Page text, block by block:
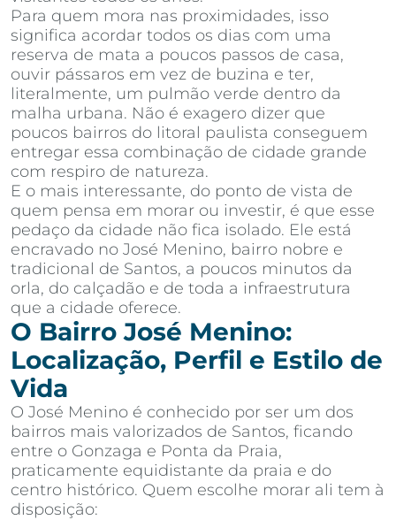
Para quem mora nas proximidades, isso
significa acordar todos os dias com uma
reserva de mata a poucos passos de casa,
ouvir pássaros em vez de buzina e ter,
literalmente, um pulmão verde dentro da
malha urbana. Não é exagero dizer que
poucos bairros do litoral paulista conseguem
entregar essa combinação de cidade grande
com respiro de natureza.
E o mais interessante, do ponto de vista de
quem pensa em morar ou investir, é que esse
pedaço da cidade não fica isolado. Ele está
encravado no José Menino, bairro nobre e
tradicional de Santos, a poucos minutos da
orla, do calçadão e de toda a infraestrutura
que a cidade oferece.
O Bairro José Menino:
Localização, Perfil e Estilo de
Vida
O José Menino é conhecido por ser um dos
bairros mais valorizados de Santos, ficando
entre o Gonzaga e Ponta da Praia,
praticamente equidistante da praia e do
centro histórico. Quem escolhe morar ali tem à
disposição: